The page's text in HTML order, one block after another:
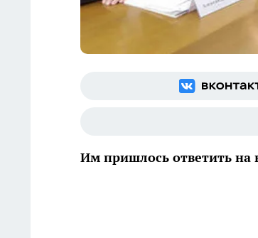
Им пришлось ответить на